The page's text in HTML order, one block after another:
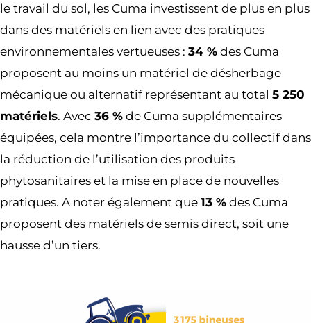
le travail du sol, les Cuma investissent de plus en plus
dans des matériels en lien avec des pratiques
environnementales vertueuses : 34 % des Cuma
proposent au moins un matériel de désherbage
mécanique ou alternatif représentant au total 5 250
matériels. Avec 36 % de Cuma supplémentaires
équipées, cela montre l’importance du collectif dans
la réduction de l’utilisation des produits
phytosanitaires et la mise en place de nouvelles
pratiques. A noter également que 13 % des Cuma
proposent des matériels de semis direct, soit une
hausse d’un tiers.